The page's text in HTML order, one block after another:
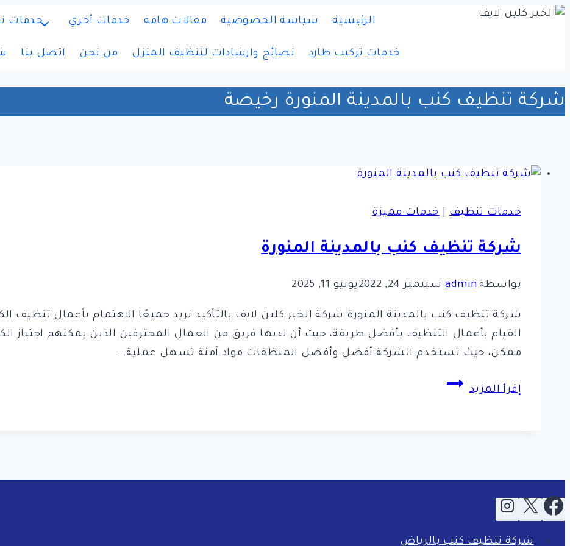
التجاوز
الرئيسية سياسة الخصوصية مقالات هامه خدمات أخري خدمات
خدمات تركيب طارد نصائح وارشادات لتنظيف المنزل من نحن اتصل بنا
شركة تنظيف كنب بالمدينة المنورة رخيصة
خدمات تنظيف|خدمات مميزة
شركة تنظيف كنب بالمدينة المنورة
بواسطةadmin سبتمبر 24, 2022 يونيو 11, 2025
شركة تنظيف كنب بالمدينة المنورة شركة الخير كلين لايف بالتأكيد نريد جميعًا الاهتمام بأعمال
القيام بأعمال التنظيف بأفضل طريقة، حيث أن لديها فريق من العمال المحترفين الذين يمكنهم اجتياز
ممكن، حيث تستخدم الشركة أفضل وأفضل المنظفات مواد آمنة تسهل عملية…
إقرأ المزيد
شركة
شركة تنظيف كنب بالرياض